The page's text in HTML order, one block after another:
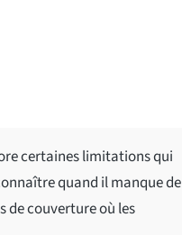
certaines limitations qui
quand il manque de
de couverture où les